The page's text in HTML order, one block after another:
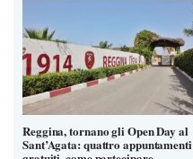
Reggina, tornano gli Open Day al
Sant’Agata: quattro appuntamenti